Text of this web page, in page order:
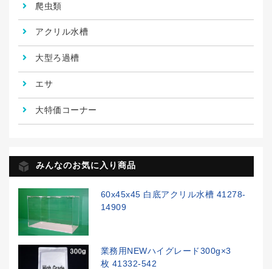
爬虫類
アクリル水槽
大型ろ過槽
エサ
大特価コーナー
みんなのお気に入り商品
60x45x45 白底アクリル水槽 41278-
14909
業務用NEWハイグレード300g×3
枚 41332-542